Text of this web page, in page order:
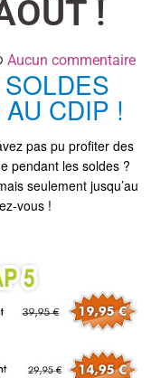
!
Aucun commentaire
CDIP !
pas pu profiter des
pendant les soldes ?
seulement jusqu’au
vous !